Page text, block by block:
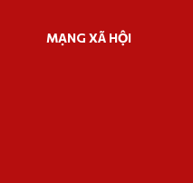
MẠNG XÃ HỘI